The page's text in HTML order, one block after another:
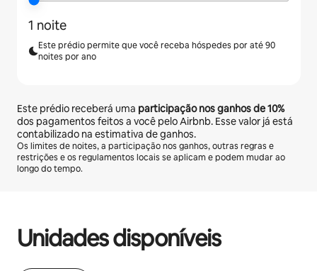
1 noite
Este prédio permite que você receba hóspedes por até 90
noites por ano
Este prédio receberá uma participação nos ganhos de10%
dos pagamentos feitos a você pelo Airbnb. Esse valor já está
contabilizado na estimativa de ganhos.
Os limites de noites, a participação nos ganhos, outras regras e
restrições e os regulamentos locais se aplicam e podem mudar ao
longo do tempo.
Unidades disponíveis